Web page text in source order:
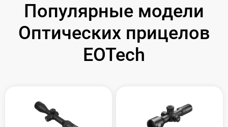
Популярные модели
Оптических прицелов
EOTech